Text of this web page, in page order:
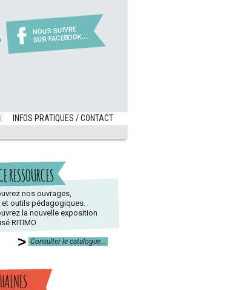
NOUS SUIVRE
SUR FACEBOOK...
INFOS PRATIQUES / CONTACT
RESSOURCES
nos ouvrages,
et outils pédagogiques.
la nouvelle exposition
RITIMO
Consulter le catalogue...